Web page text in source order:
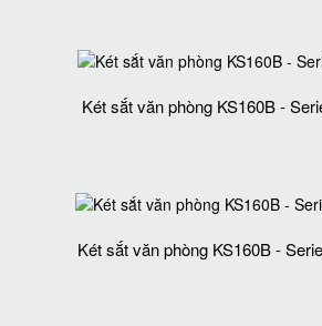
Két sắt văn phòng KS160B -
Két sắt văn phòng KS160B -